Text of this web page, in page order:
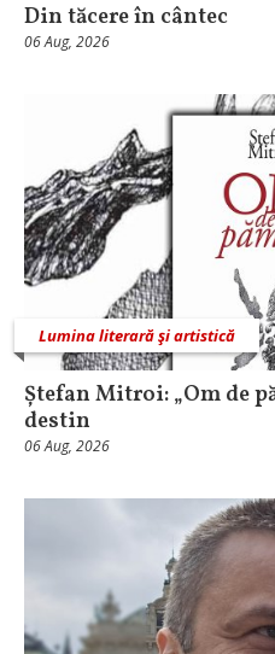
Din tăcere în cântec
06 Aug, 2026
Lumina literară şi artistică
Ștefan Mitroi: „Om de
destin
06 Aug, 2026